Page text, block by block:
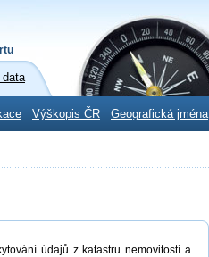
data
Výškopis ČR Geografická jména
údajů z katastru nemovitostí a